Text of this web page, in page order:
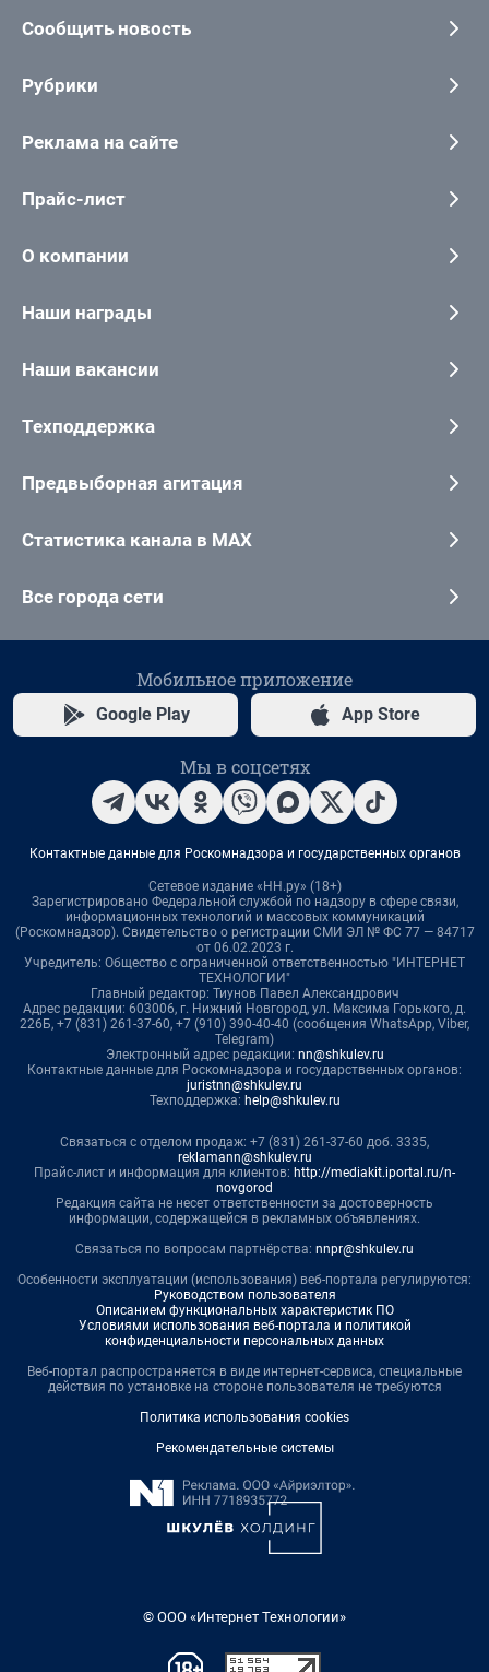
Сообщить новость
Рубрики
Реклама на сайте
Прайс-лист
О компании
Наши награды
Наши вакансии
Техподдержка
Предвыборная агитация
Статистика канала в MAX
Все города сети
Мобильное приложение
Google Play App Store
Мы в соцсетях
Контактные данные для Роскомнадзора и государственных органов
Сетевое издание «НН.ру» (18+)
Зарегистрировано Федеральной службой по надзору в сфере связи,
информационных технологий и массовых коммуникаций
(Роскомнадзор). Свидетельство о регистрации СМИ ЭЛ № ФС 77 — 84717
от 06.02.2023 г.
Учредитель: Общество с ограниченной ответственностью "ИНТЕРНЕТ
ТЕХНОЛОГИИ"
Главный редактор: Тиунов Павел Александрович
Адрес редакции: 603006, г. Нижний Новгород, ул. Максима Горького, д.
226Б, +7 (831) 261-37-60, +7 (910) 390-40-40 (сообщения WhatsApp, Viber,
Telegram)
Электронный адрес редакции: nn@shkulev.ru
Контактные данные для Роскомнадзора и государственных органов:
juristnn@shkulev.ru
Техподдержка: help@shkulev.ru
Связаться с отделом продаж: +7 (831) 261-37-60 доб. 3335,
reklamann@shkulev.ru
Прайс-лист и информация для клиентов: http://mediakit.iportal.ru/n-
novgorod
Редакция сайта не несет ответственности за достоверность
информации, содержащейся в рекламных объявлениях.
Связаться по вопросам партнёрства: nnpr@shkulev.ru
Особенности эксплуатации (использования) веб-портала регулируются:
Руководством пользователя
Описанием функциональных характеристик ПО
Условиями использования веб-портала и политикой
конфиденциальности персональных данных
Веб-портал распространяется в виде интернет-сервиса, специальные
действия по установке на стороне пользователя не требуются
Политика использования cookies
Рекомендательные системы
© ООО «Интернет Технологии»